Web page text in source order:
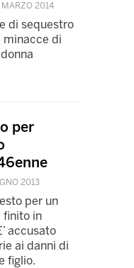
MARZO 2014
di sequestro
minacce di
per
2013
per un
finito in
accusato
ai danni di
figlio.